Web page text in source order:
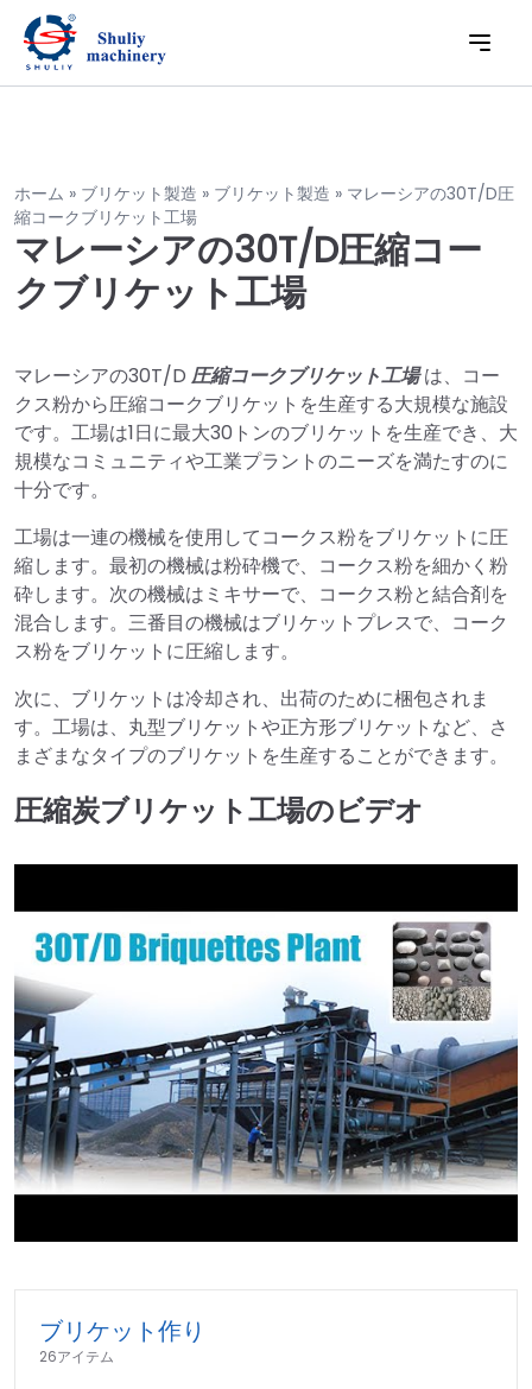
ホーム » ブリケット製造 » ブリケット製造 » マレーシアの30T/D圧
縮コークブリケット工場
マレーシアの30T/D圧縮コー
クブリケット工場
マレーシアの30T/D 圧縮コークブリケット工場は、コー
クス粉から圧縮コークブリケットを生産する大規模な施設
です。工場は1日に最大30トンのブリケットを生産でき、大
規模なコミュニティや工業プラントのニーズを満たすのに
十分です。
工場は一連の機械を使用してコークス粉をブリケットに圧
縮します。最初の機械は粉砕機で、コークス粉を細かく粉
砕します。次の機械はミキサーで、コークス粉と結合剤を
混合します。三番目の機械はブリケットプレスで、コーク
ス粉をブリケットに圧縮します。
次に、ブリケットは冷却され、出荷のために梱包されま
す。工場は、丸型ブリケットや正方形ブリケットなど、さ
まざまなタイプのブリケットを生産することができます。
圧縮炭ブリケット工場のビデオ
ブリケット作り
26アイテム